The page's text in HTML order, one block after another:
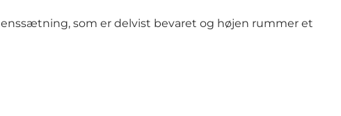
som er delvist bevaret og højen rummer et